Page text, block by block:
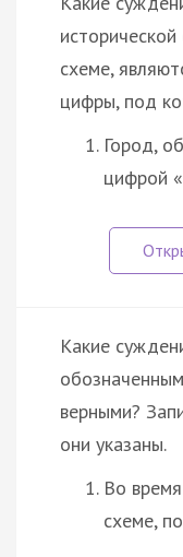
схеме,
цифры, под
Город,
цифрой
Какие
верными?
они указаны.
Во
схеме,